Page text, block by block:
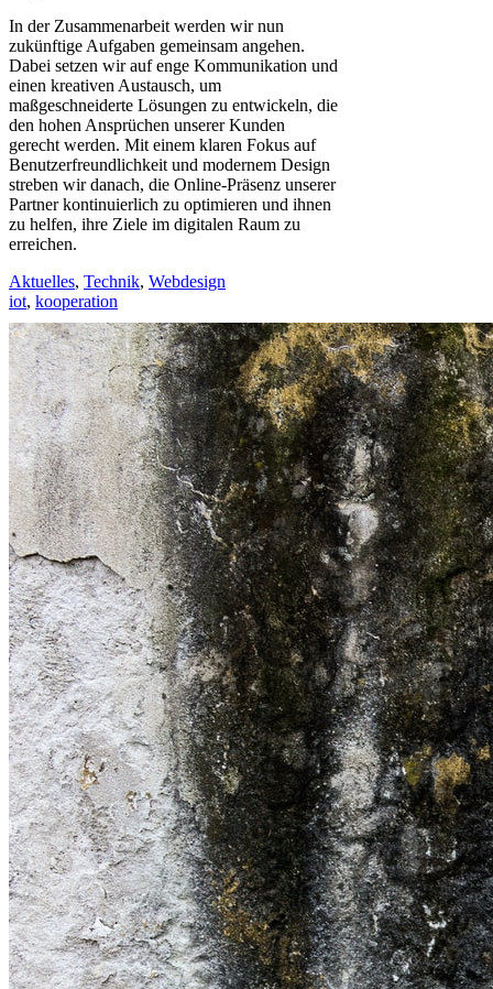
In der Zusammenarbeit werden wir nun
zukünftige Aufgaben gemeinsam angehen.
Dabei setzen wir auf enge Kommunikation und
einen kreativen Austausch, um
maßgeschneiderte Lösungen zu entwickeln, die
den hohen Ansprüchen unserer Kunden
gerecht werden. Mit einem klaren Fokus auf
Benutzerfreundlichkeit und modernem Design
streben wir danach, die Online-Präsenz unserer
Partner kontinuierlich zu optimieren und ihnen
zu helfen, ihre Ziele im digitalen Raum zu
erreichen.
Aktuelles, Technik, Webdesign
iot, kooperation